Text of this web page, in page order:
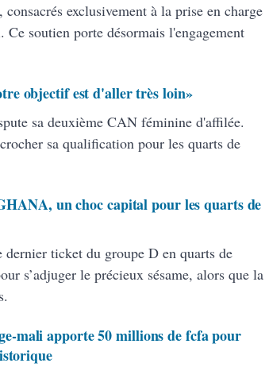
exclusivement à la prise en charge
soutien porte désormais l'engagement
objectif est d'aller très loin»
sa deuxième CAN féminine d'affilée.
sa qualification pour les quarts de
un choc capital pour les quarts de
dernier ticket du groupe D en quarts de
s’adjuger le précieux sésame, alors que la
mali apporte 50 millions de fcfa pour